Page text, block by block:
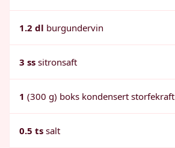
1.2 dl burgundervin
3 ss sitronsaft
1 (300 g) boks kondensert storfekraft
0.5 ts salt